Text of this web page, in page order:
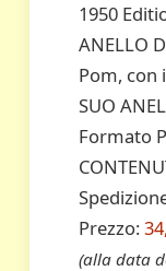
1950
ANELLO
Pom, con
SUO
Formato
Prezzo:
(alla data